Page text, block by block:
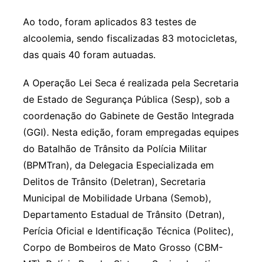
Ao todo, foram aplicados 83 testes de
alcoolemia, sendo fiscalizadas 83 motocicletas,
das quais 40 foram autuadas.
A Operação Lei Seca é realizada pela Secretaria
de Estado de Segurança Pública (Sesp), sob a
coordenação do Gabinete de Gestão Integrada
(GGI). Nesta edição, foram empregadas equipes
do Batalhão de Trânsito da Polícia Militar
(BPMTran), da Delegacia Especializada em
Delitos de Trânsito (Deletran), Secretaria
Municipal de Mobilidade Urbana (Semob),
Departamento Estadual de Trânsito (Detran),
Perícia Oficial e Identificação Técnica (Politec),
Corpo de Bombeiros de Mato Grosso (CBM-